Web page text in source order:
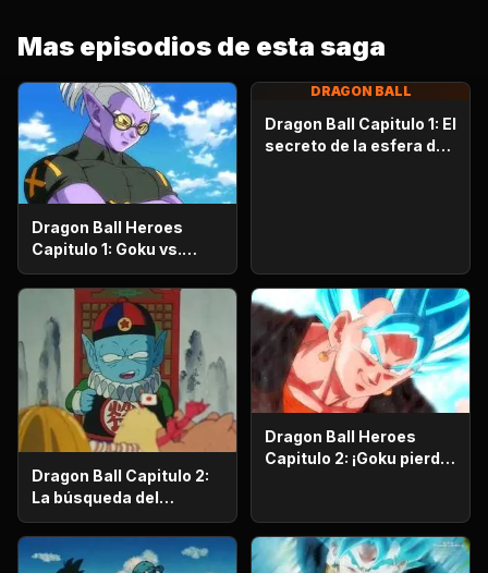
Mas episodios de esta saga
Dragon Ball Heroes
Capitulo 1: Goku vs.
Goku. Inicia una
apasionante batalla en
la prisión planetaria!
DRAGON BALL
Dragon Ball Capitulo 1: El
secreto de la esfera del
Dragon Ball Capitulo 2:
La búsqueda del
emperador
Dragon Ball Heroes
Capitulo 2: ¡Goku pierde